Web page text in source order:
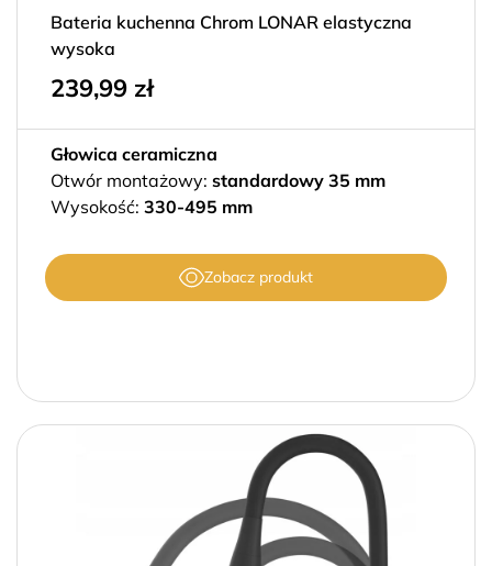
Bateria kuchenna Chrom LONAR elastyczna
wysoka
239,99 zł
Głowica ceramiczna
Otwór montażowy: standardowy 35 mm
Wysokość: 330-495 mm
Zobacz produkt